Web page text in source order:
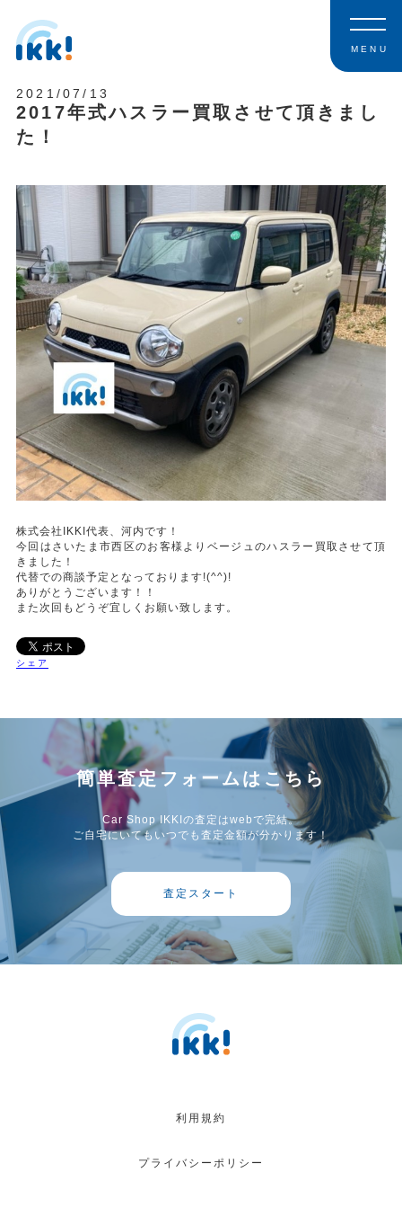
MENU
2021/07/13
2017年式ハスラー買取させて頂きまし
た！
株式会社IKKI代表、河内です！
今回はさいたま市西区のお客様よりベージュのハスラー買取させて頂
きました！
代替での商談予定となっております!(^^)!
ありがとうございます！！
また次回もどうぞ宜しくお願い致します。
シェア
簡単査定フォームはこちら
Car Shop IKKIの査定はwebで完結。
ご自宅にいてもいつでも査定金額が分かります！
査定スタート
利用規約
プライバシーポリシー